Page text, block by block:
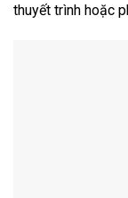
thuyết trình hoặc